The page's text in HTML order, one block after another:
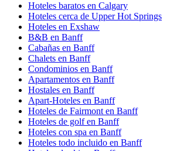
Hoteles baratos en Calgary
Hoteles cerca de Upper Hot Springs
Hoteles en Exshaw
B&B en Banff
Cabañas en Banff
Chalets en Banff
Condominios en Banff
Apartamentos en Banff
Hostales en Banff
Apart-Hoteles en Banff
Hoteles de Fairmont en Banff
Hoteles de golf en Banff
Hoteles con spa en Banff
Hoteles todo incluido en Banff